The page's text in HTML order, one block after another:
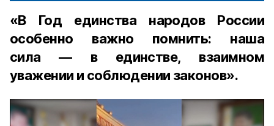
«В Год единства народов России
особенно важно помнить: наша
сила — в единстве, взаимном
уважении и соблюдении законов».